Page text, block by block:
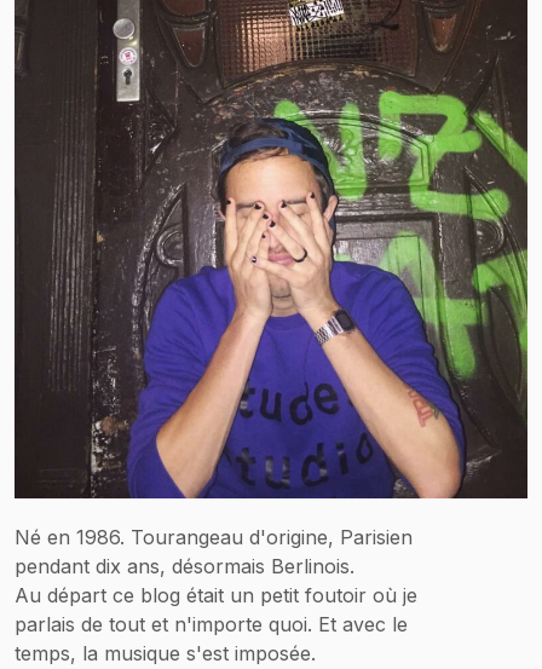
Né en 1986. Tourangeau d'origine, Parisien
pendant dix ans, désormais Berlinois.
Au départ ce blog était un petit foutoir où je
parlais de tout et n'importe quoi. Et avec le
temps, la musique s'est imposée.